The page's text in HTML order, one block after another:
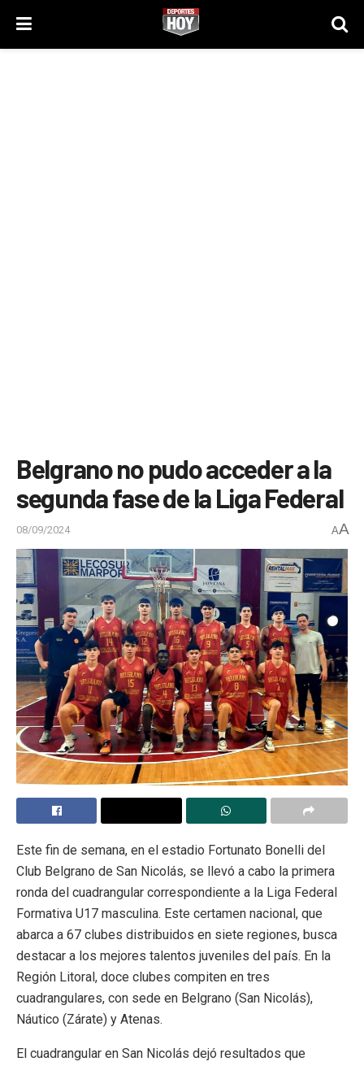
Belgrano no pudo acceder a la
segunda fase de la Liga Federal
08/09/2024 AA
Este fin de semana, en el estadio Fortunato Bonelli del
Club Belgrano de San Nicolás, se llevó a cabo la primera
ronda del cuadrangular correspondiente a la Liga Federal
Formativa U17 masculina. Este certamen nacional, que
abarca a 67 clubes distribuidos en siete regiones, busca
destacar a los mejores talentos juveniles del país. En la
Región Litoral, doce clubes compiten en tres
cuadrangulares, con sede en Belgrano (San Nicolás),
Náutico (Zárate) y Atenas.
El cuadrangular en San Nicolás dejó resultados que